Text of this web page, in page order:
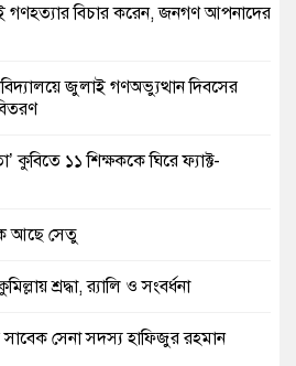
গণহত্যার বিচার করেন, জনগণ আপনাদের
জুলাই গণঅভ্যুত্থান দিবসের
কুবিতে ১১ শিক্ষককে ঘিরে ফ্যাক্ট-
আছে সেতু
শ্রদ্ধা, র‍্যালি ও সংবর্ধনা
সেনা সদস্য হাফিজুর রহমান